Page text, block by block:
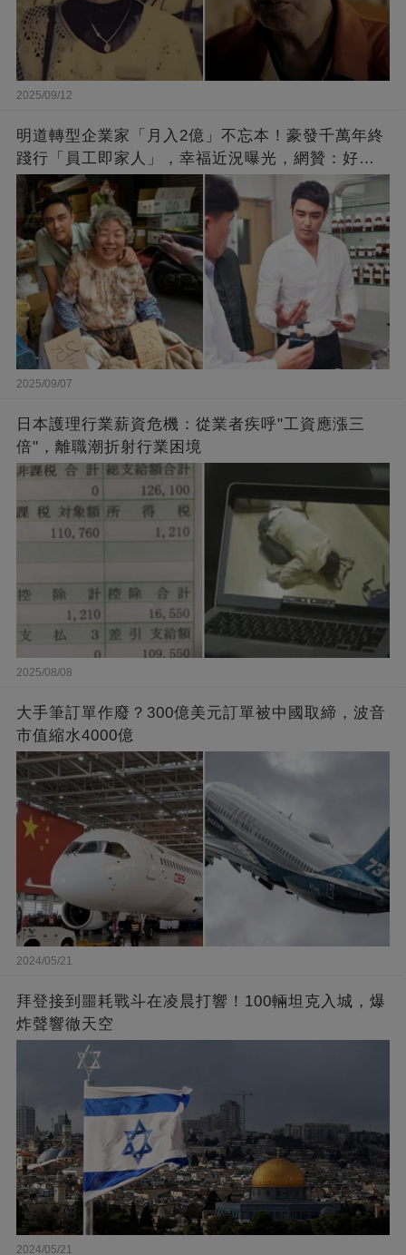
2025/09/12
明道轉型企業家「月入2億」不忘本！豪發千萬年終
踐行「員工即家人」，幸福近況曝光，網贊：好老
闆的福報
2025/09/07
日本護理行業薪資危機：從業者疾呼"工資應漲三
倍"，離職潮折射行業困境
2025/08/08
大手筆訂單作廢？300億美元訂單被中國取締，波音
市值縮水4000億
2024/05/21
拜登接到噩耗戰斗在凌晨打響！100輛坦克入城，爆
炸聲響徹天空
2024/05/21